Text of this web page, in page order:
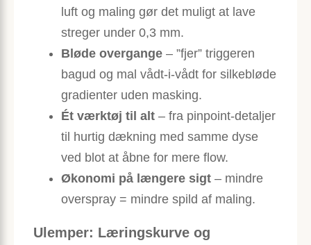
luft og maling gør det muligt at lave
streger under 0,3 mm.
Bløde overgange – ”fjer” triggeren
bagud og mal vådt-i-vådt for silkebløde
gradienter uden masking.
Ét værktøj til alt – fra pinpoint-detaljer
til hurtig dækning med samme dyse
ved blot at åbne for mere flow.
Økonomi på længere sigt – mindre
overspray = mindre spild af maling.
Ulemper: Læringskurve og